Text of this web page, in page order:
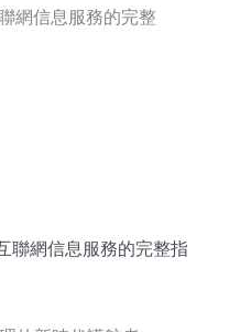
聯網信息服務的完整指